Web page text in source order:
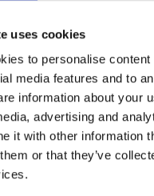
uses cookies
to personalise content
media features and to
information about your
advertising and
it with other information
or that they’ve